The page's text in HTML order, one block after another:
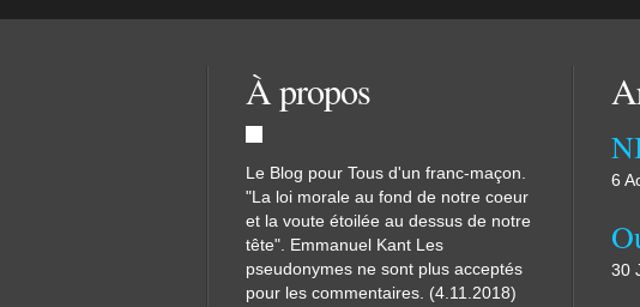
À propos
Le Blog pour Tous d'un franc-maçon.
"La loi morale au fond de notre coeur
et la voute étoilée au dessus de notre
tête". Emmanuel Kant Les
pseudonymes ne sont plus acceptés
pour les commentaires. (4.11.2018)
6
30